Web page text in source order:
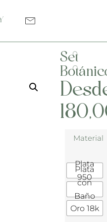
Set
Material
Plata
950
Plata
con
Baño
de Oro
Oro 18k